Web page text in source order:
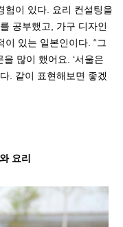
험이 있다. 요리 컨설팅을
공부했고, 가구 디자인
있는 일본인이다. “그
많이 했어요. ‘서울은
. 같이 표현해보면 좋겠
요리